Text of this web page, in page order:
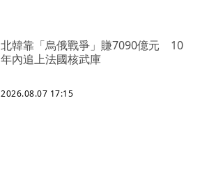
北韓靠「烏俄戰爭」賺7090億元 10
年內追上法國核武庫
2026.08.07 17:15